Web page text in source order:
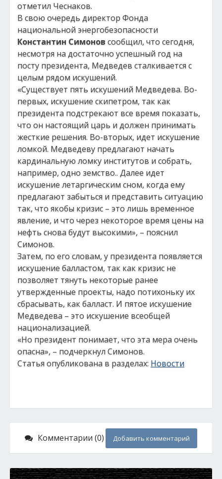
отметил Чеснаков.
В свою очередь директор Фонда
национальной энергобезопасности
Константин Симонов сообщил, что сегодня,
несмотря на достаточно успешный год на
посту президента, Медведев сталкивается с
целым рядом искушений.
«Существует пять искушений Медведева. Во-
первых, искушение скипетром, так как
президента подстрекают все время показать,
что он настоящий царь и должен принимать
жесткие решения. Во-вторых, идет искушение
ломкой. Медведеву предлагают начать
кардинальную ломку институтов и собрать,
например, одно земство.. Далее идет
искушение летаргическим сном, когда ему
предлагают забыться и представить ситуацию
так, что якобы кризис – это лишь временное
явление, и что через некоторое время цены на
нефть снова будут высокими», – пояснил
Симонов.
Затем, по его словам, у президента появляется
искушение балластом, так как кризис не
позволяет тянуть некоторые ранее
утвержденные проекты, надо потихоньку их
сбрасывать, как балласт. И пятое искушение
Медведева – это искушение всеобщей
национализацией.
«Но президент понимает, что эта мера очень
опасна», – подчеркнул Симонов.
Статья опубликована в разделах: Новости
Комментарии (0) Добавить комментарий